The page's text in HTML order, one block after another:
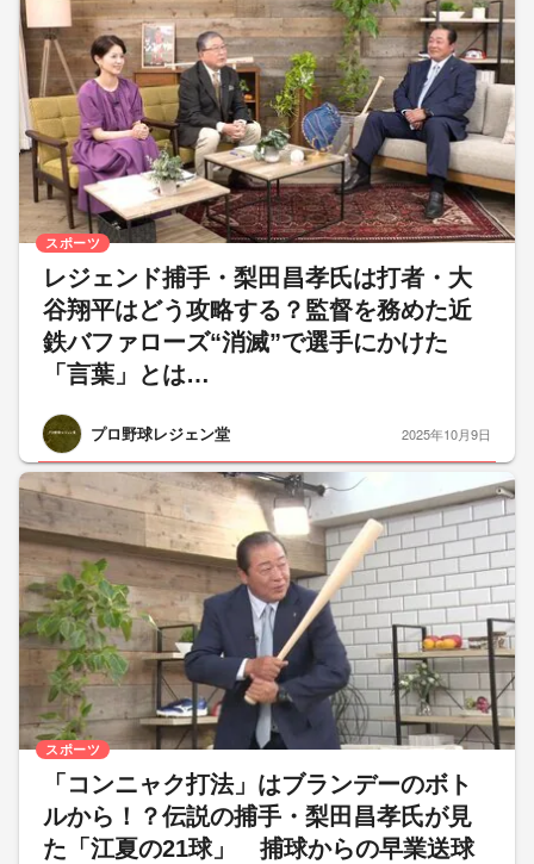
レジェンド捕手・梨田昌孝氏は打者・大
谷翔平はどう攻略する？監督を務めた近
鉄バファローズ“消滅”で選手にかけた
「言葉」とは…
プロ野球レジェン堂
スポーツ
2025年10月9日
「コンニャク打法」はブランデーのボト
ルから！？伝説の捕手・梨田昌孝氏が見
た「江夏の21球」 捕球からの早業送球
スポーツ